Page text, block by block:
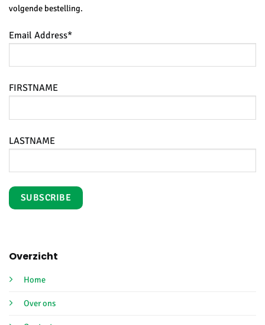
Overzicht
Home
Over ons
volgende bestelling.
Email Address*
FIRSTNAME
LASTNAME